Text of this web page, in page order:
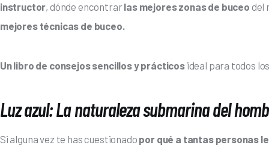
instructor, dónde encontrar las mejores zonas de buceo del
mejores técnicas de buceo.
Un libro de consejos sencillos y prácticos ideal para todos
Luz azul: La naturaleza submarina del
Si alguna vez te has cuestionado por qué a tantas personas